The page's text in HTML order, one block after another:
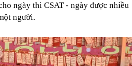
ngày thi CSAT - ngày được nhiều
người.